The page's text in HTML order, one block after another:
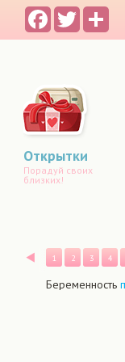
FacebookTwitter
Открытки
Порадуй своих
близких!
Назад
1 2 3 4
Беременность